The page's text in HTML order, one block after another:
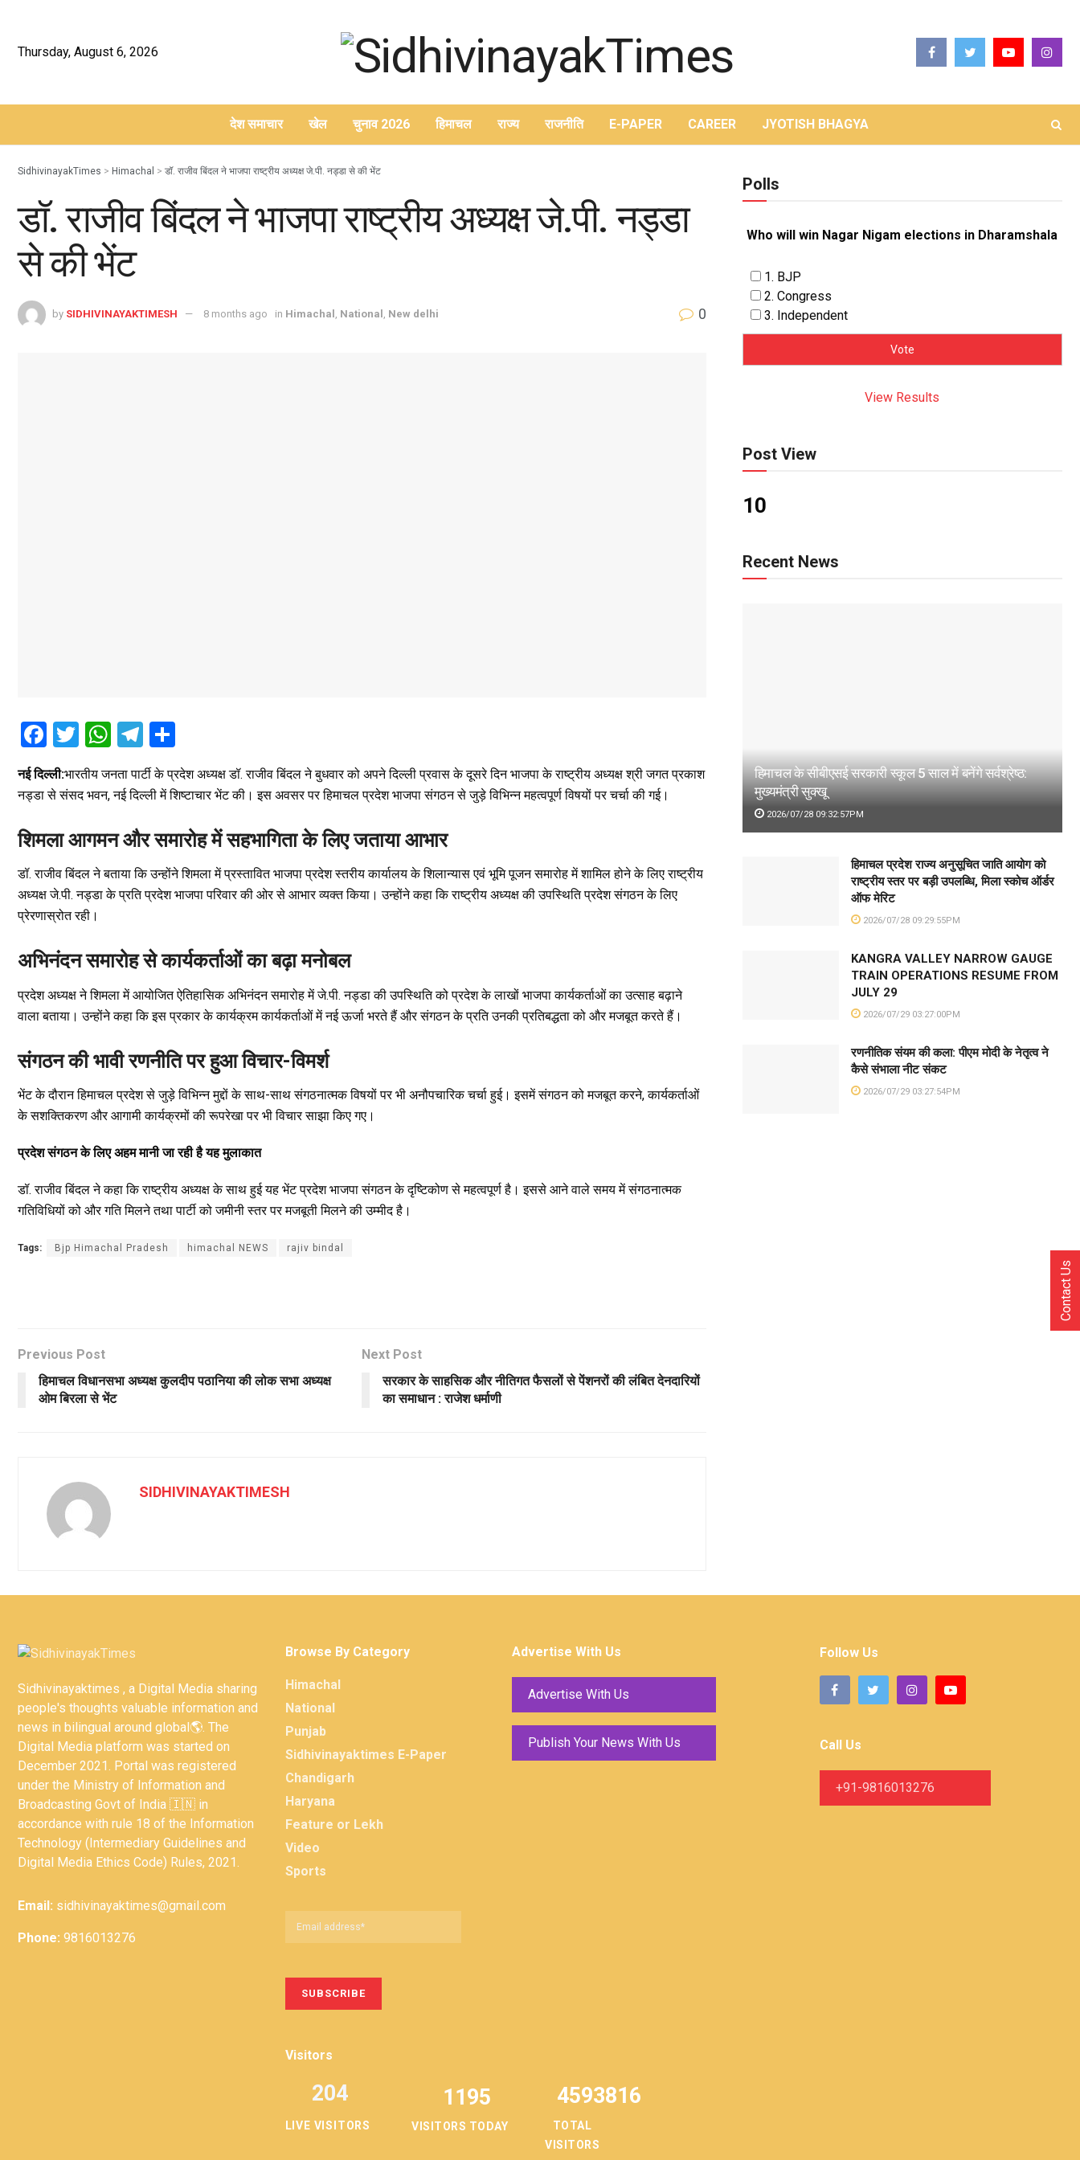
Thursday, August 6, 2026
देश समाचार खेल चुनाव 2026 हिमाचल राज्य राजनीति E-PAPER CAREER JYOTISH BHAGYA
SidhivinayakTimes > Himachal > डॉ. राजीव बिंदल ने भाजपा राष्ट्रीय अध्यक्ष जे.पी. नड्डा से की भेंट
डॉ. राजीव बिंदल ने भाजपा राष्ट्रीय अध्यक्ष जे.पी. नड्डा
से की भेंट
by SIDHIVINAYAKTIMESH 8 months ago in Himachal , National , New delhi 0
F
a
ce
o
o
k
T
wi
tt
W
at
A
p
p
T
el
e
a
m
h
ar
नई दिल्ली:भारतीय जनता पार्टी के प्रदेश अध्यक्ष डॉ. राजीव बिंदल ने बुधवार को अपने दिल्ली प्रवास के दूसरे दिन भाजपा के राष्ट्रीय अध्यक्ष श्री जगत प्रकाश
नड्डा से संसद भवन, नई दिल्ली में शिष्टाचार भेंट की। इस अवसर पर हिमाचल प्रदेश भाजपा संगठन से जुड़े विभिन्न महत्वपूर्ण विषयों पर चर्चा की गई।
शिमला आगमन और समारोह में सहभागिता के लिए जताया आभार
डॉ. राजीव बिंदल ने बताया कि उन्होंने शिमला में प्रस्तावित भाजपा प्रदेश स्तरीय कार्यालय के शिलान्यास एवं भूमि पूजन समारोह में शामिल होने के लिए राष्ट्रीय
अध्यक्ष जे.पी. नड्डा के प्रति प्रदेश भाजपा परिवार की ओर से आभार व्यक्त किया। उन्होंने कहा कि राष्ट्रीय अध्यक्ष की उपस्थिति प्रदेश संगठन के लिए
प्रेरणास्रोत रही।
अभिनंदन समारोह से कार्यकर्ताओं का बढ़ा मनोबल
प्रदेश अध्यक्ष ने शिमला में आयोजित ऐतिहासिक अभिनंदन समारोह में जे.पी. नड्डा की उपस्थिति को प्रदेश के लाखों भाजपा कार्यकर्ताओं का उत्साह बढ़ाने
वाला बताया। उन्होंने कहा कि इस प्रकार के कार्यक्रम कार्यकर्ताओं में नई ऊर्जा भरते हैं और संगठन के प्रति उनकी प्रतिबद्धता को और मजबूत करते हैं।
संगठन की भावी रणनीति पर हुआ विचार-विमर्श
भेंट के दौरान हिमाचल प्रदेश से जुड़े विभिन्न मुद्दों के साथ-साथ संगठनात्मक विषयों पर भी अनौपचारिक चर्चा हुई। इसमें संगठन को मजबूत करने, कार्यकर्ताओं
के सशक्तिकरण और आगामी कार्यक्रमों की रूपरेखा पर भी विचार साझा किए गए।
प्रदेश संगठन के लिए अहम मानी जा रही है यह मुलाकात
डॉ. राजीव बिंदल ने कहा कि राष्ट्रीय अध्यक्ष के साथ हुई यह भेंट प्रदेश भाजपा संगठन के दृष्टिकोण से महत्वपूर्ण है। इससे आने वाले समय में संगठनात्मक
गतिविधियों को और गति मिलने तथा पार्टी को जमीनी स्तर पर मजबूती मिलने की उम्मीद है।
Tags: Bjp Himachal Pradesh himachal NEWS rajiv bindal
Previous Post
हिमाचल विधानसभा अध्यक्ष कुलदीप पठानिया की लोक सभा अध्यक्ष
ओम बिरला से भेंट
Next Post
सरकार के साहसिक और नीतिगत फैसलों से पेंशनरों की लंबित देनदारियों
का समाधान : राजेश धर्माणी
SIDHIVINAYAKTIMESH
Polls
Who will win Nagar Nigam elections in Dharamshala
1. BJP
2. Congress
3. Independent
View Results
Post View
10
Recent News
हिमाचल के सीबीएसई सरकारी स्कूल 5 साल में बनेंगे सर्वश्रेष्ठ:
मुख्यमंत्री सुक्खू
2026/07/28 09:32:57PM
हिमाचल प्रदेश राज्य अनुसूचित जाति आयोग को
राष्ट्रीय स्तर पर बड़ी उपलब्धि, मिला स्कोच ऑर्डर
ऑफ मेरिट
2026/07/28 09:29:55PM
KANGRA VALLEY NARROW GAUGE
TRAIN OPERATIONS RESUME FROM
JULY 29
2026/07/29 03:27:00PM
रणनीतिक संयम की कला: पीएम मोदी के नेतृत्व ने
कैसे संभाला नीट संकट
2026/07/29 03:27:54PM
Sidhivinayaktimes , a Digital Media sharing
people's thoughts valuable information and
news in bilingual around global🌎. The
Digital Media platform was started on
December 2021. Portal was registered
under the Ministry of Information and
Broadcasting Govt of India 🇮🇳 in
accordance with rule 18 of the Information
Technology (Intermediary Guidelines and
Digital Media Ethics Code) Rules, 2021.
Email: sidhivinayaktimes@gmail.com
Phone: 9816013276
Browse By Category
Himachal
National
Punjab
Sidhivinayaktimes E-Paper
Chandigarh
Haryana
Feature or Lekh
Video
Sports
Visitors
LIVE VISITORS
204 1195
VISITORS TODAY
4593816
TOTAL
VISITORS
Advertise With Us
Advertise With Us
Publish Your News With Us
Follow Us
Call Us
+91-9816013276
Contact Us